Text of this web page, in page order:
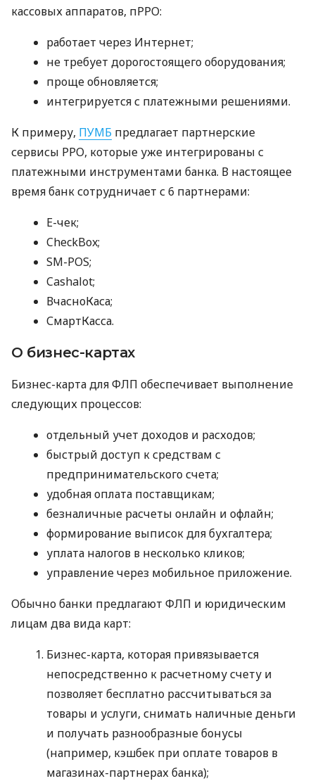
кассовых аппаратов, пРРО:
работает через Интернет;
не требует дорогостоящего оборудования;
проще обновляется;
интегрируется с платежными решениями.
К примеру, ПУМБ предлагает партнерские
сервисы РРО, которые уже интегрированы с
платежными инструментами банка. В настоящее
время банк сотрудничает с 6 партнерами:
E-чек;
CheckBox;
SM-POS;
Cashalot;
ВчасноКаса;
СмартКасса.
О бизнес-картах
Бизнес-карта для ФЛП обеспечивает выполнение
следующих процессов:
отдельный учет доходов и расходов;
быстрый доступ к средствам с
предпринимательского счета;
удобная оплата поставщикам;
безналичные расчеты онлайн и офлайн;
формирование выписок для бухгалтера;
уплата налогов в несколько кликов;
управление через мобильное приложение.
Обычно банки предлагают ФЛП и юридическим
лицам два вида карт:
Бизнес-карта, которая привязывается
непосредственно к расчетному счету и
позволяет бесплатно рассчитываться за
товары и услуги, снимать наличные деньги
и получать разнообразные бонусы
(например, кэшбек при оплате товаров в
магазинах-партнерах банка);